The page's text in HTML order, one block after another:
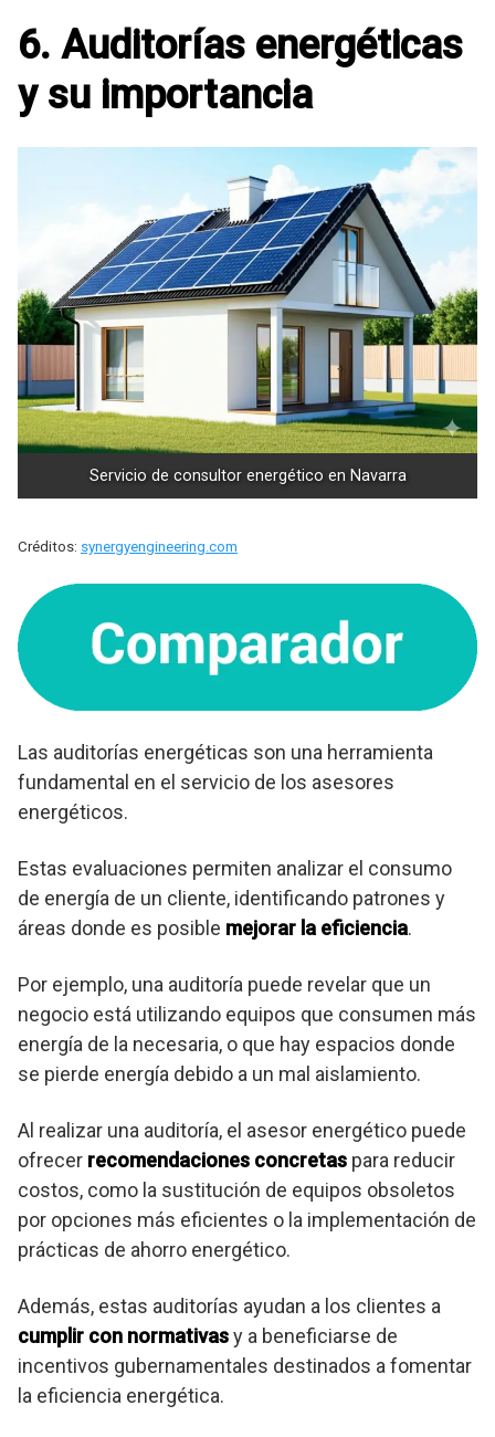
6. Auditorías energéticas
y su importancia
Servicio de consultor energético en Navarra
Créditos: synergyengineering.com
Las auditorías energéticas son una herramienta
fundamental en el servicio de los asesores
energéticos.
Estas evaluaciones permiten analizar el consumo
de energía de un cliente, identificando patrones y
áreas donde es posible mejorar la eficiencia.
Por ejemplo, una auditoría puede revelar que un
negocio está utilizando equipos que consumen más
energía de la necesaria, o que hay espacios donde
se pierde energía debido a un mal aislamiento.
Al realizar una auditoría, el asesor energético puede
ofrecer recomendaciones concretas para reducir
costos, como la sustitución de equipos obsoletos
por opciones más eficientes o la implementación de
prácticas de ahorro energético.
Además, estas auditorías ayudan a los clientes a
cumplir con normativasy a beneficiarse de
incentivos gubernamentales destinados a fomentar
la eficiencia energética.